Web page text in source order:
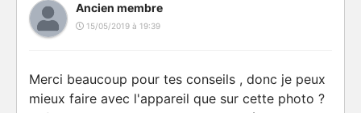
Ancien membre
15/05/2019 à 19:39
Merci beaucoup pour tes conseils , donc je peux
mieux faire avec l'appareil que sur cette photo ?